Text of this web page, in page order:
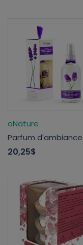
oNature
Parfum d'ambiance
20,25$